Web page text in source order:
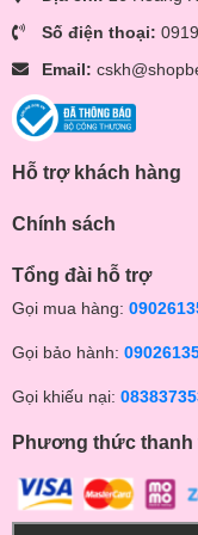
Số điện thoại:
Email:
Hỗ trợ khách hàng
Chính sách
Tổng đài hỗ trợ
Gọi mua hàng:
Gọi bảo hành:
Gọi khiếu nại:
Phương thức thanh